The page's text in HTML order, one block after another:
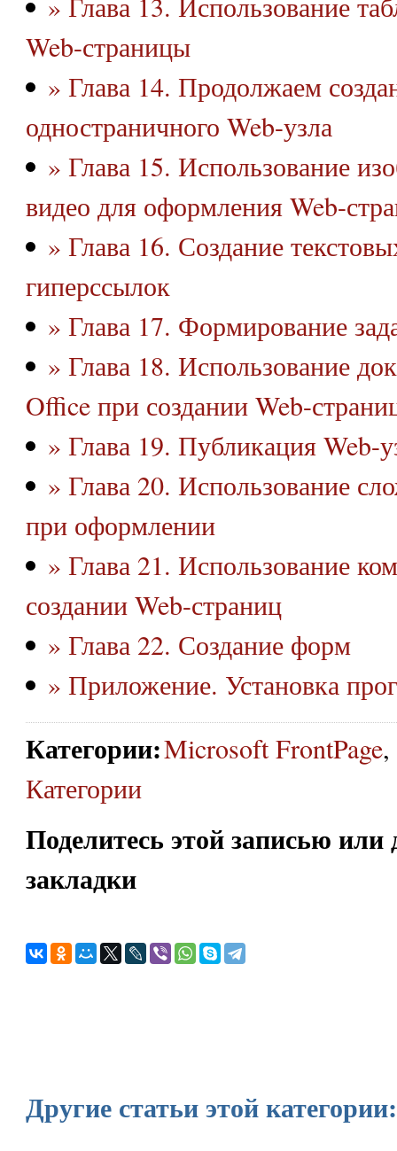
Web-страницы
» Глава 14. Продолжаем
одностраничного Web-узла
» Глава 15. Использование
видео для оформления Web-
» Глава 16. Создание
гиперссылок
» Глава 17. Формирование
» Глава 18. Использование
Office при создании Web-
» Глава 19. Публикация Web-
» Глава 20. Использование
при оформлении
» Глава 21. Использование
создании Web-страниц
» Глава 22. Создание форм
» Приложение. Установка
Категории:Microsoft FrontPage,
Категории
Поделитесь этой записью или
закладки
Другие статьи этой категории: